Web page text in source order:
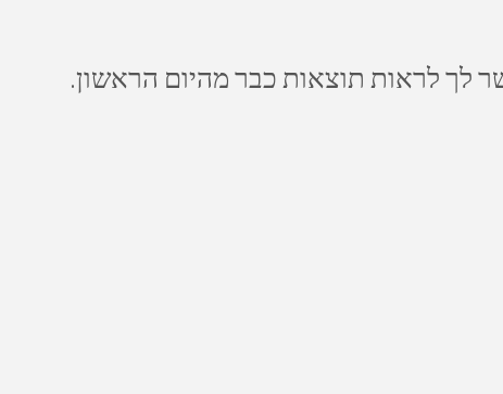
לך לראות תוצאות כבר מהיום הראשון.